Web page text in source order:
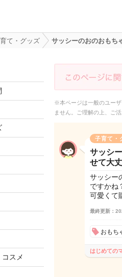
て・グッズ サッシーのおのおもち
スメ
※本ページは一般のユーザ
ません。ご理解の上、ご活
子育て・
サッシ
せて大
サッシー
ですかね
可愛くて
最終更新：
おもち
はじめての